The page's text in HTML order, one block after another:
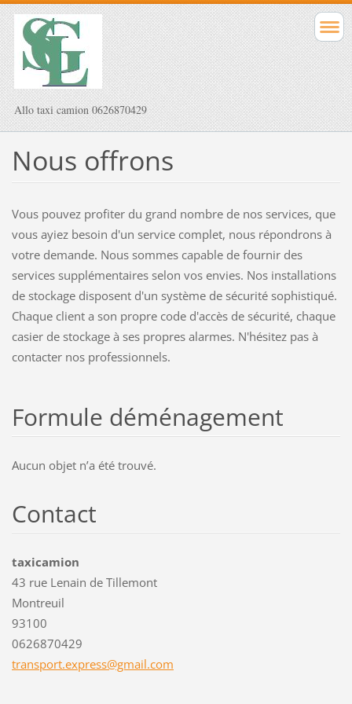
Allo taxi camion 0626870429
Nous offrons
Vous pouvez profiter du grand nombre de nos services, que
vous ayiez besoin d'un service complet, nous répondrons à
votre demande. Nous sommes capable de fournir des
services supplémentaires selon vos envies. Nos installations
de stockage disposent d'un système de sécurité sophistiqué.
Chaque client a son propre code d'accès de sécurité, chaque
casier de stockage à ses propres alarmes. N'hésitez pas à
contacter nos professionnels.
Formule déménagement
Aucun objet nʼa été trouvé.
Contact
taxicamion
43 rue Lenain de Tillemont
Montreuil
93100
0626870429
transport.express@gmail.com